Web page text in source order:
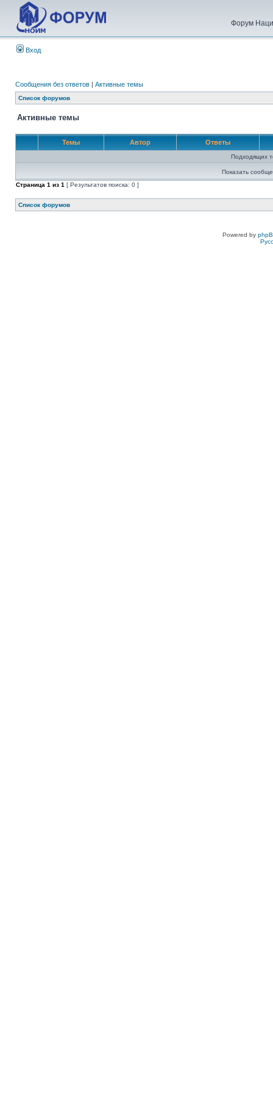
Форум
Вход
Сообщения без ответов | Активные темы
Список форумов
Активные темы
Темы Автор Ответы
Подходящих
Показать
Страница 1 из 1 [ Результатов поиска: 0 ]
Список форумов
Powered by